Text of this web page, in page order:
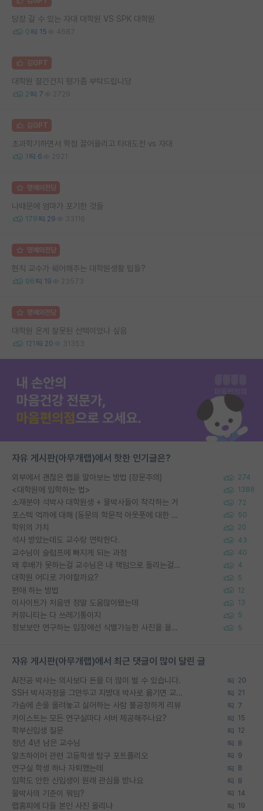
당장 갈 수 있는 자대 대학원 VS SPK 대학원
0 15 4687
김GPT
대학원 잘간건지 평가좀 부탁드립니당
2 7 2729
김GPT
초과학기하면서 학점 끌어올리고 타대도전 vs 자대
1 6 2921
명예의전당
나때문에 엄마가 포기한 것들
179 29 33116
명예의전당
현직 교수가 쉐어해주는 대학원생활 팁들?
96 19 23573
명예의전당
대학원 온게 잘못된 선택이었나 싶음
121 20 31353
자유 게시판(아무개랩)에서 핫한 인기글은?
외부에서 괜찮은 랩을 알아보는 방법 (장문주의) 274
<대학원에 입학하는 법> 1388
소재분야 석박사 대학원생 + 물박사들이 착각하는 거 72
포스텍 억까에 대해 (동문의 학문적 아웃풋에 대한 반박) 50
학위의 가치 20
석사 받았는데도 교수랑 연락한다. 43
교수님이 슬럼프에 빠지게 되는 과정 40
왜 후배가 못하는걸 교수님은 내 책임으로 돌리는걸까요? 4
대학원 어디로 가야할까요? 5
편애 하는 방법 12
이사이트가 처음엔 정말 도움많이됐는데 13
커뮤니티는 다 쓰레기통이지 5
정보보안 연구하는 입장에선 식별가능한 사진을 올리는건 비추이긴함 5
자유 게시판(아무개랩)에서 최근 댓글이 많이 달린 글
AI전공 박사는 의사보다 돈을 더 많이 벌 수 있습니다. 20
SSH 박사과정을 그만두고 지방대 박사로 옮기면 교수의 꿈은 끝일까요? 21
가슴에 손을 올려놓고 싫어하는 사람 불공정하게 리뷰 7
카이스트는 모든 연구실마다 서버 제공해주나요? 15
학부신입생 질문 12
정년 4년 남은 교수님 8
알츠하이머 관련 고등학생 탐구 포트폴리오 9
연구실 학생 하나 자퇴했는데 8
입학도 안한 신입생이 원래 관심을 받나요 8
물박사의 기준이 뭐임? 14
랩홈피에 다들 본인 사진 올리냐 19